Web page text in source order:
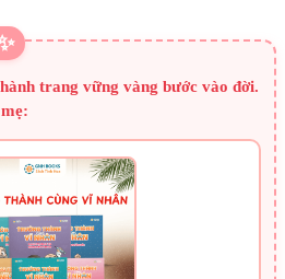
trang vững vàng bước vào đời.